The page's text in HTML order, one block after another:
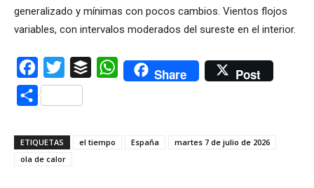
generalizado y mínimas con pocos cambios. Vientos flojos
variables, con intervalos moderados del sureste en el interior.
Facebook
Twitter Buffer WhatsAppShare Post
Compartir
ETIQUETAS el tiempo España
martes 7 de julio de 2026
ola de calor